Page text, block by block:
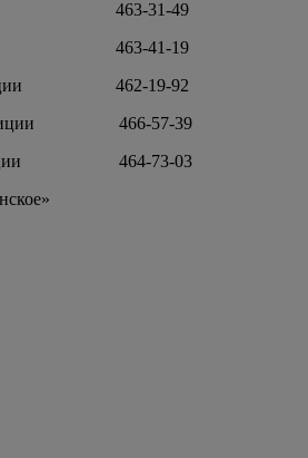
463-31-49
463-41-19
462-19-92
полиции 466-57-39
464-73-03